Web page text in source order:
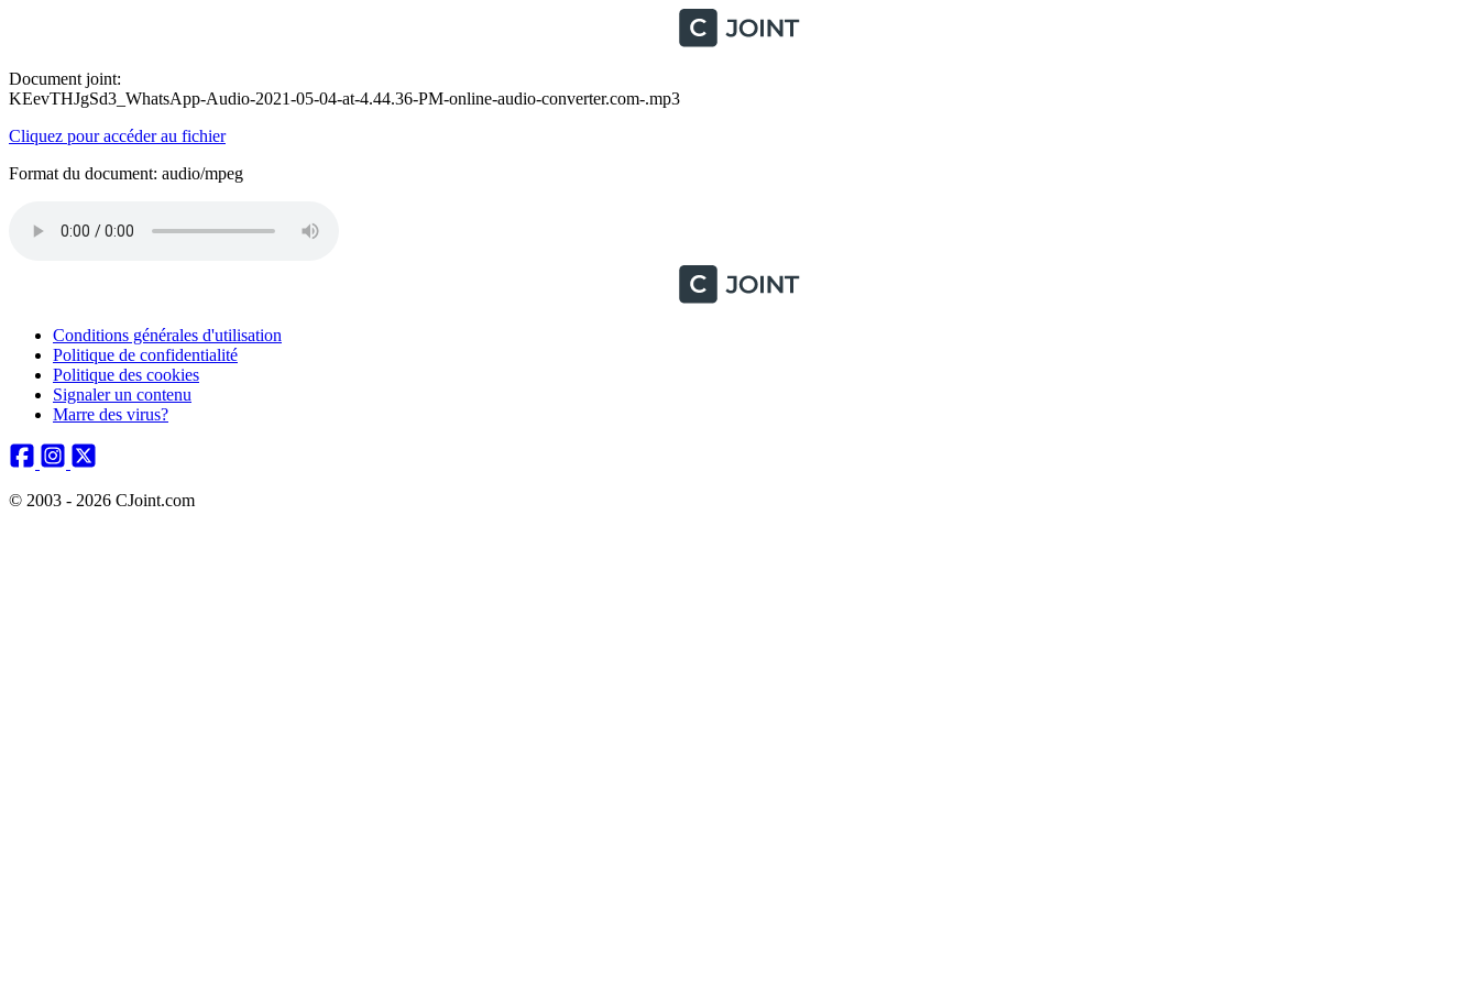
Document joint:
KEevTHJgSd3_WhatsApp-Audio-2021-05-04-at-4.44.36-PM-online-audio-converter.com-.mp3
Cliquez pour accéder au fichier
Format du document: audio/mpeg
Conditions générales d'utilisation
Politique de confidentialité
Politique des cookies
Signaler un contenu
Marre des virus?
© 2003 - 2026 CJoint.com